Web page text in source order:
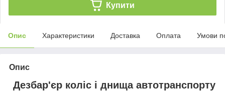
Купити
Опис Характеристики Доставка Оплата Умови
Опис
Дезбар'єр коліс і днища автотранспорту